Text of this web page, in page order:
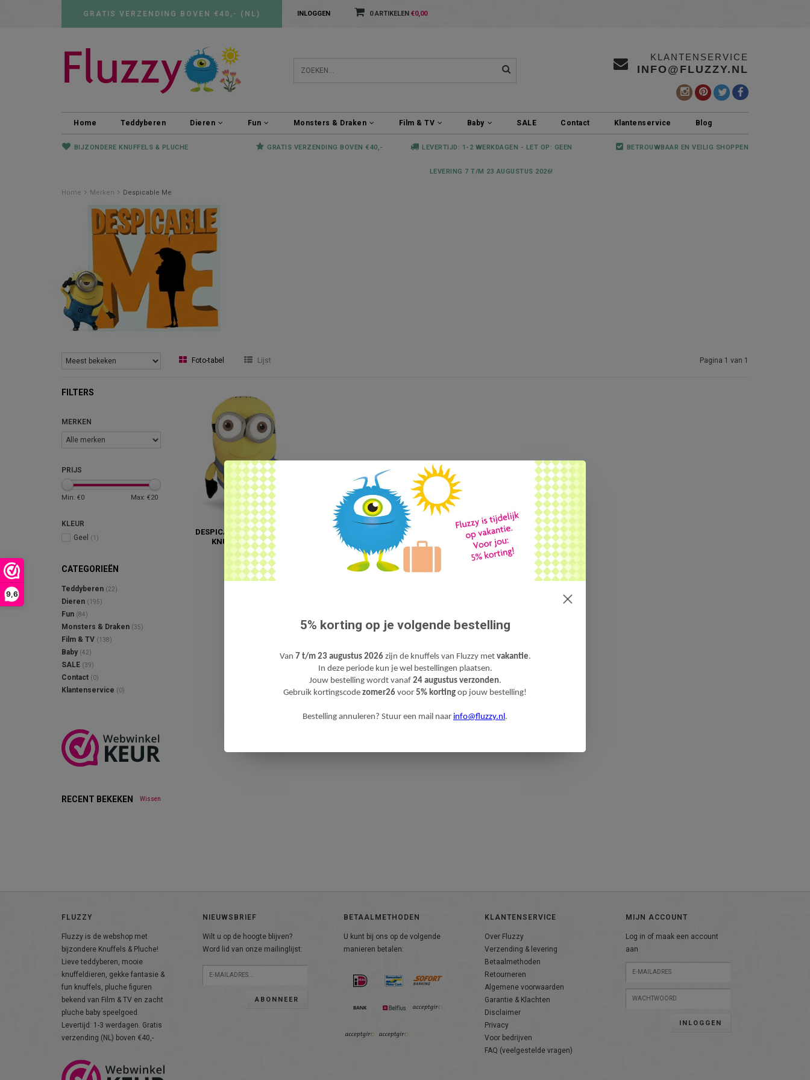
9,6
GRATIS VERZENDING BOVEN €40,- (NL) INLOGGEN 0 ARTIKELEN €0,00
KLANTENSERVICE
INFO@FLUZZY.NL
Home Teddyberen Dieren Fun Monsters & Draken Film & TV Baby SALE Contact Klantenservice Blog
BIJZONDERE KNUFFELS & PLUCHE GRATIS VERZENDING BOVEN €40,- LEVERTIJD: 1-2 WERKDAGEN - LET OP: GEEN
LEVERING 7 T/M 23 AUGUSTUS 2026!
BETROUWBAAR EN VEILIG SHOPPEN
Home Merken Despicable Me
Foto-tabel Lijst Pagina 1 van 1
FILTERS
MERKEN
PRIJS
Min: €0 Max: €20
KLEUR
Geel
(1)
CATEGORIEËN
Teddyberen (22)
Dieren (195)
Fun (84)
Monsters & Draken (35)
Film & TV (138)
Baby (42)
SALE (39)
Contact (0)
Klantenservice (0)
RECENT BEKEKEN Wissen
DESPICABLE ME MINIONS
KNUFFEL (26 CM)
€16,95
FLUZZY
Fluzzy is de webshop met
bijzondere Knuffels & Pluche!
Lieve teddyberen, mooie
knuffeldieren, gekke fantasie &
fun knuffels, pluche figuren
bekend van Film & TV en zacht
pluche baby speelgoed.
Levertijd: 1-3 werdagen. Gratis
verzending (NL) boven €40,-
NIEUWSBRIEF
Wilt u op de hoogte blijven?
Word lid van onze mailinglijst:
ABONNEER
BETAALMETHODEN
U kunt bij ons op de volgende
manieren betalen:
KLANTENSERVICE
Over Fluzzy
Verzending & levering
Betaalmethoden
Retourneren
Algemene voorwaarden
Garantie & Klachten
Disclaimer
Privacy
Voor bedrijven
FAQ (veelgestelde vragen)
MIJN ACCOUNT
Log in of maak een account
aan
INLOGGEN
5% korting op je volgende bestelling
Van 7 t/m 23 augustus 2026zijn de knuffels van Fluzzy met vakantie.
In deze periode kun je wel bestellingen plaatsen.
Jouw bestelling wordt vanaf 24 augustus verzonden.
Gebruik kortingscode zomer26 voor 5% korting op jouw bestelling!
Bestelling annuleren? Stuur een mail naar info@fluzzy.nl .